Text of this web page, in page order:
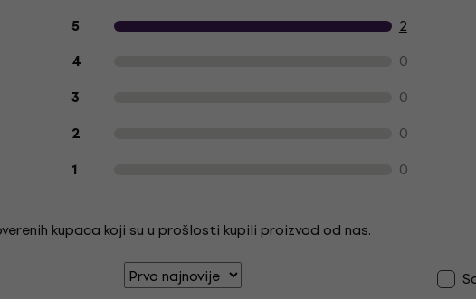
Recenzije kupaca o proizvodu
5 2
4 0
3 0
2 0
1 0
kupaca koji su u prošlosti kupili proizvod od nas.